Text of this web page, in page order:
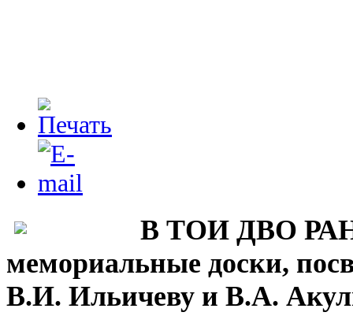
В ТОИ ДВО
мемориальные доски,
В.И. Ильичеву и В.А.